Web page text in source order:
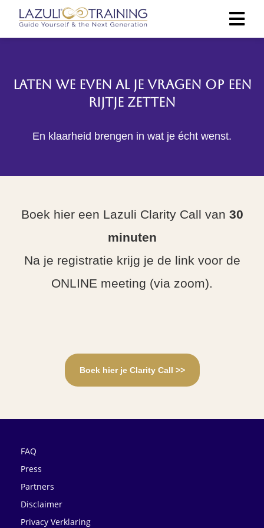
Laten we even al je vragen op een
rijtje zetten
En klaarheid brengen in wat je écht wenst.
Boek hier een Lazuli Clarity Call van 30
minuten
Na je registratie krijg je de link voor de
ONLINE meeting (via zoom).
Boek hier je Clarity Call >>
FAQ
Press
Partners
Disclaimer
Privacy Verklaring